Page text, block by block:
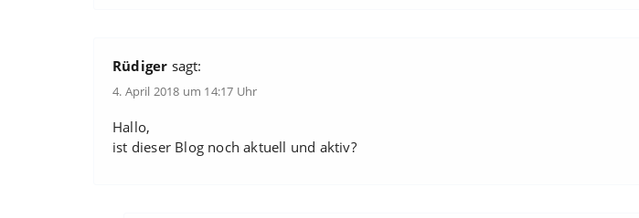
Rüdiger sagt:
4. April 2018 um 14:17 Uhr
Hallo,
ist dieser Blog noch aktuell und aktiv?